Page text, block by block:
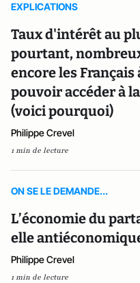
EXPLICATIONS
Taux d'intérêt au
pourtant,
encore les Français
pouvoir accéder à
(voici pourquoi)
Philippe Crevel
1 min de lecture
ON SE LE DEMANDE...
L’économie du
elle
Philippe Crevel
1 min de lecture